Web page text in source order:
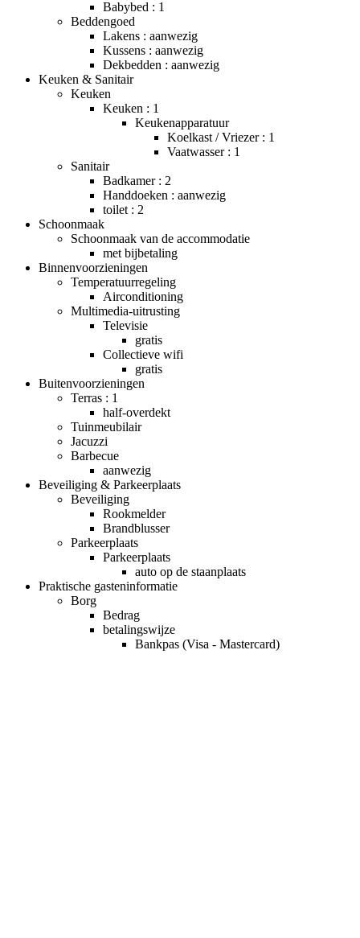
Babybed : 1
Beddengoed
Lakens : aanwezig
Kussens : aanwezig
Dekbedden : aanwezig
Keuken & Sanitair
Keuken
Keuken : 1
Keukenapparatuur
Koelkast / Vriezer : 1
Vaatwasser : 1
Sanitair
Badkamer : 2
Handdoeken : aanwezig
toilet : 2
Schoonmaak
Schoonmaak van de accommodatie
met bijbetaling
Binnenvoorzieningen
Temperatuurregeling
Airconditioning
Multimedia-uitrusting
Televisie
gratis
Collectieve wifi
gratis
Buitenvoorzieningen
Terras : 1
half-overdekt
Tuinmeubilair
Jacuzzi
Barbecue
aanwezig
Beveiliging & Parkeerplaats
Beveiliging
Rookmelder
Brandblusser
Parkeerplaats
Parkeerplaats
auto op de staanplaats
Praktische gasteninformatie
Borg
Bedrag
betalingswijze
Bankpas (Visa - Mastercard)